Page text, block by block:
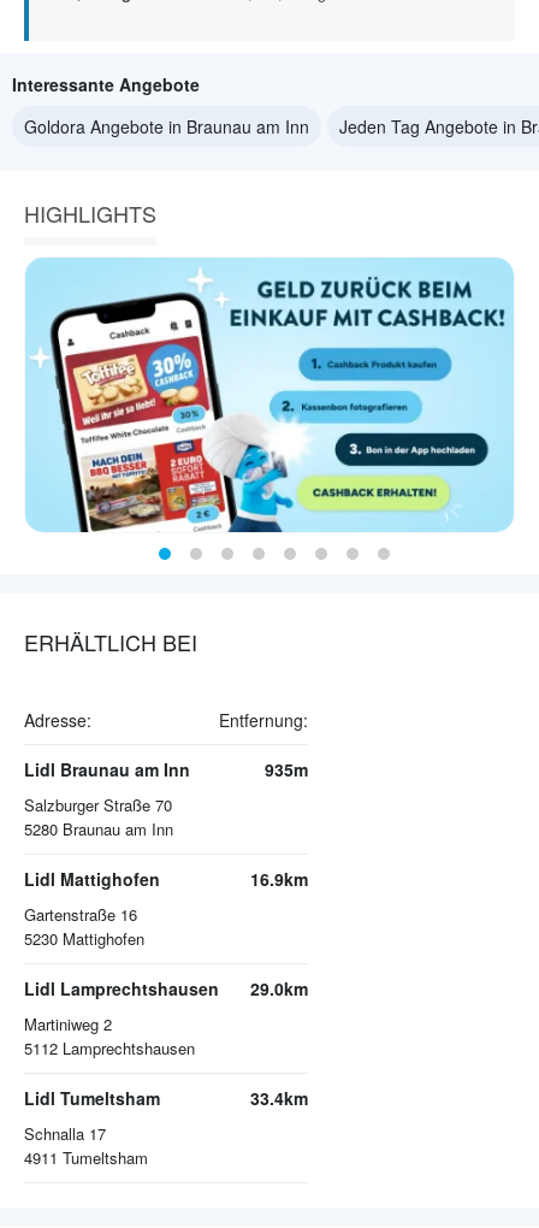
Interessante Angebote
Goldora Angebote in Braunau am Inn
Jeden Tag Angebote in
HIGHLIGHTS
ERHÄLTLICH BEI
Adresse: Entfernung:
Lidl Braunau am Inn
Salzburger Straße 70
5280 Braunau am Inn
935m
Lidl Mattighofen
Gartenstraße 16
5230 Mattighofen
16.9km
Lidl Lamprechtshausen
Martiniweg 2
5112 Lamprechtshausen
29.0km
Lidl Tumeltsham
Schnalla 17
4911 Tumeltsham
33.4km